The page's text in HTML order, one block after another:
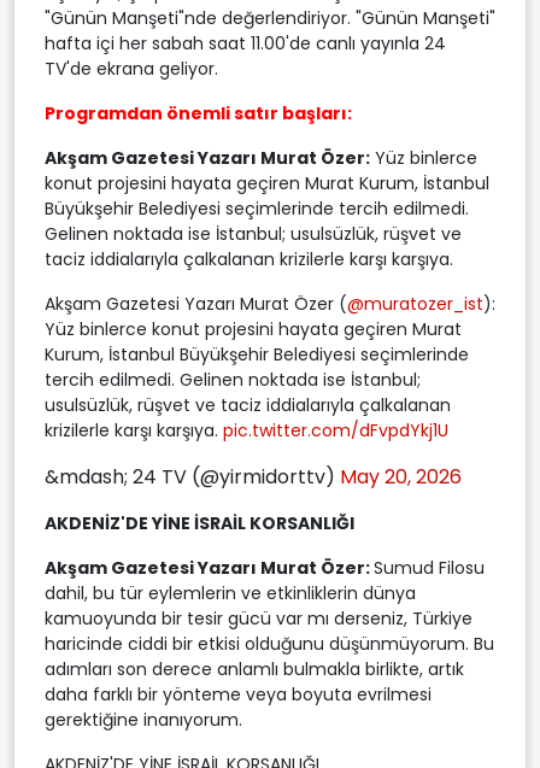
"Günün Manşeti"nde değerlendiriyor. "Günün Manşeti"
hafta içi her sabah saat 11.00'de canlı yayınla 24
TV'de ekrana geliyor.
Programdan önemli satır başları:
Akşam Gazetesi Yazarı Murat Özer: Yüz binlerce
konut projesini hayata geçiren Murat Kurum, İstanbul
Büyükşehir Belediyesi seçimlerinde tercih edilmedi.
Gelinen noktada ise İstanbul; usulsüzlük, rüşvet ve
taciz iddialarıyla çalkalanan krizilerle karşı karşıya.
Akşam Gazetesi Yazarı Murat Özer (@muratozer_ist):
Yüz binlerce konut projesini hayata geçiren Murat
Kurum, İstanbul Büyükşehir Belediyesi seçimlerinde
tercih edilmedi. Gelinen noktada ise İstanbul;
usulsüzlük, rüşvet ve taciz iddialarıyla çalkalanan
krizilerle karşı karşıya. pic.twitter.com/dFvpdYkj1U
&mdash; 24 TV (@yirmidorttv) May 20, 2026
AKDENİZ'DE YİNE İSRAİL KORSANLIĞI
Akşam Gazetesi Yazarı Murat Özer:Sumud Filosu
dahil, bu tür eylemlerin ve etkinliklerin dünya
kamuoyunda bir tesir gücü var mı derseniz, Türkiye
haricinde ciddi bir etkisi olduğunu düşünmüyorum. Bu
adımları son derece anlamlı bulmakla birlikte, artık
daha farklı bir yönteme veya boyuta evrilmesi
gerektiğine inanıyorum.